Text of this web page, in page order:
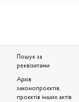
Пошук за
реквізитами
Архів
законопроєктів,
проєктів інших актів